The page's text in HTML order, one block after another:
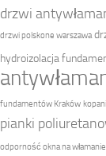
drzwi
drzwi polskone warszawa
hydroizolacja
fundamentów Kraków
pianki
odporność okna na włamanie